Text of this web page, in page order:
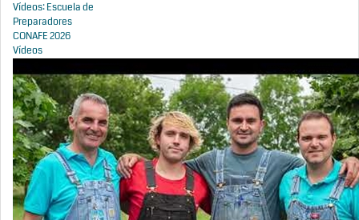
Vídeos: Escuela de
Preparadores
CONAFE 2026
Vídeos